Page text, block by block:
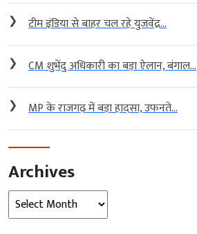
❯ टीम इंडिया से बाहर चल रहे युजवेंद्र...
❯ CM शुभेंदु अधिकारी का बड़ा ऐलान, बंगाल...
❯ MP के राजगढ़ में बड़ा हादसा, उफनते...
Archives
Archives